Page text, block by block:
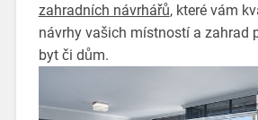
zahradních návrhářů, které vám
návrhy vašich místností a zahrad
byt či dům.